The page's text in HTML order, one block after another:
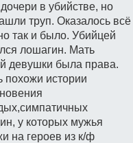
в убийстве, но
труп. Оказалось всё
так и было. Убийцей
лошагин. Мать
девушки была права.
похожи истории
у которых мужья
на героев из к/ф